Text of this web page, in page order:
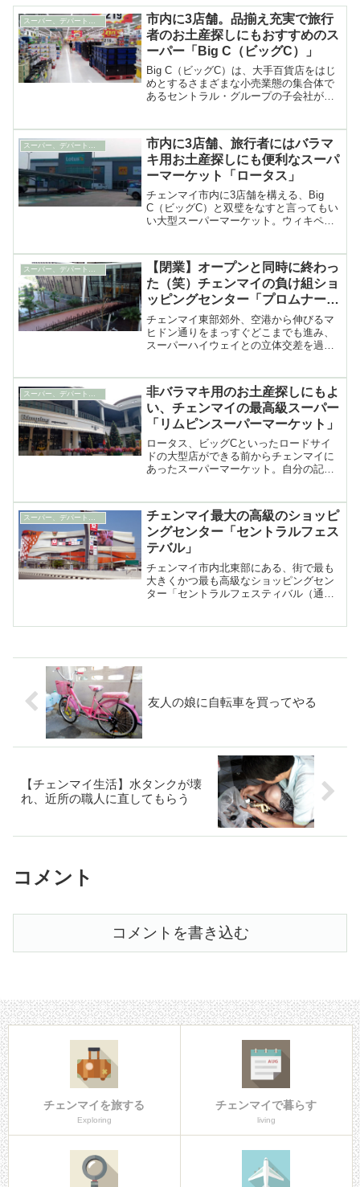
スーパー、デパート、ショッピングセンター
市内に3店舗。品揃え充実で旅行
者のお土産探しにもおすすめのス
ーパー「Big C（ビッグC）」
Big C（ビッグC）は、大手百貨店をはじ
めとするさまざまな小売業態の集合体で
あるセントラル・グループの子会社が運
市内に3店舗、旅行者にはバラマ
キ用お土産探しにも便利なスーパ
ーマーケット「ロータス」
チェンマイ市内に3店舗を構える、Big
C（ビッグC）と双璧をなすと言ってもい
い大型スーパーマーケット。ウィキペデ
スーパー、デパート、ショッピングセンター
【閉業】オープンと同時に終わっ
た（笑）チェンマイの負け組ショ
ッピングセンター「プロムナーダ
リゾートモール」
チェンマイ東部郊外、空港から伸びるマ
ヒドン通りをまっすぐどこまでも進み、
スーパーハイウェイとの立体交差を過ぎ
非バラマキ用のお土産探しにもよ
い、チェンマイの最高級スーパー
「リムピンスーパーマーケット」
ロータス、ビッグCといったロードサイ
ドの大型店ができる前からチェンマイに
あったスーパーマーケット。自分の記憶
スーパー、デパート、ショッピングセンター
チェンマイ最大の高級のショッピ
ングセンター「セントラルフェス
テバル」
チェンマイ市内北東部にある、街で最も
大きくかつ最も高級なショッピングセン
ター「セントラルフェスティバル（通称
友人の娘に自転車を買ってやる
【チェンマイ生活】水タンクが壊
れ、近所の職人に直してもらう
コメント
コメントを書き込む
チェンマイを旅する
Exploring
チェンマイで暮らす
living